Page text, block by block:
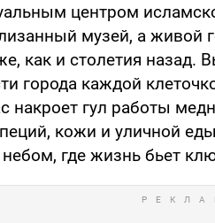
центром
музей, а живой
как и столетия назад.
города каждой
накроет гул работы
кожи и уличной
где жизнь бьет